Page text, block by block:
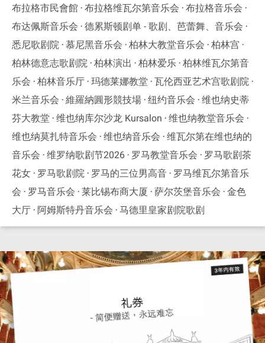
布拉格市民會館 布拉格维瓦尔第音乐会
布拉格音乐会
布达佩斯音乐会
德累斯顿剧单 - 歌剧、芭蕾舞、音乐会
悉尼歌剧院 慕尼黑音乐会 柏林大教堂音乐会
柏林宫
柏林德意志歌剧院 柏林演出 柏林爱乐 柏林维瓦尔第音
乐会
柏林音乐厅 玛德莱娜教堂
瓦伦西亚艺术宫歌剧院
米兰音乐会
維羅納圓形競技場 纽约音乐会
维也纳史蒂
芬大教堂
维也纳库尔沙龙 Kursalon
维也纳教堂音乐会
维也纳莫扎特音乐会
维也纳音乐会
维瓦尔第在维也纳的
音乐会
维罗纳歌剧节2026 罗马教堂音乐会
罗马歌剧茶
花女
罗马歌剧院 罗马的三位男高音
罗马维瓦尔第音乐
会
罗马音乐会 莱比锡布商大厦 萨尔茨堡音乐会
金色
大厅
阿姆斯特丹音乐会 马德里皇家剧院歌剧